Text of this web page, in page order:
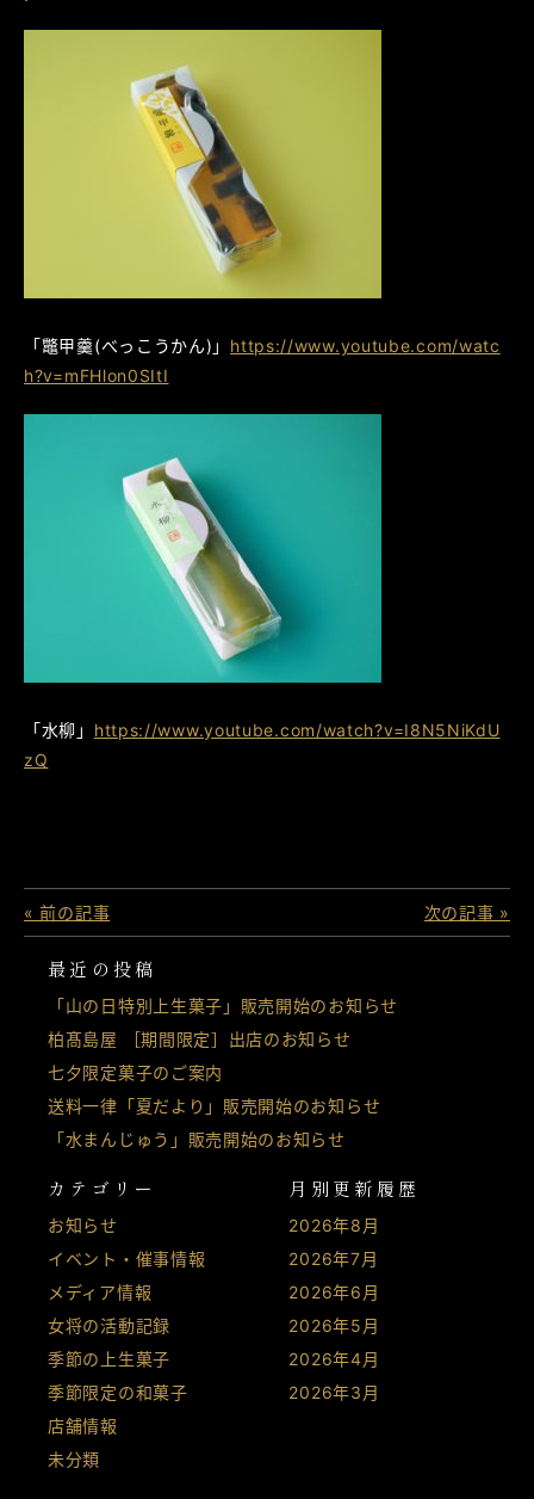
最近の投稿
「山の日特別上生菓子」販売開始のお知らせ
柏髙島屋 ［期間限定］出店のお知らせ
七夕限定菓子のご案内
送料一律「夏だより」販売開始のお知らせ
「水まんじゅう」販売開始のお知らせ
カテゴリー
お知らせ
イベント・催事情報
メディア情報
女将の活動記録
季節の上生菓子
季節限定の和菓子
店舗情報
未分類
月別更新履歴
2026年8月
2026年7月
2026年6月
2026年5月
2026年4月
2026年3月
「鼈甲羹(べっこうかん)」 https://www.youtube.com/watc
h?v=mFHlon0SItI
「水柳」 https://www.youtube.com/watch?v=I8N5NiKdU
zQ
« 前の記事 次の記事 »